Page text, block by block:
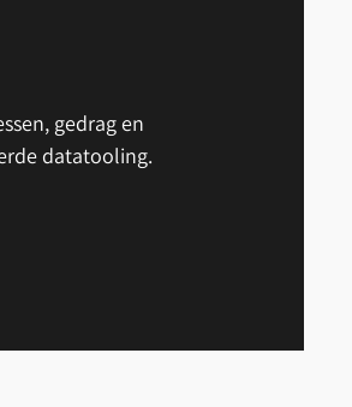
gedrag en
datatooling.